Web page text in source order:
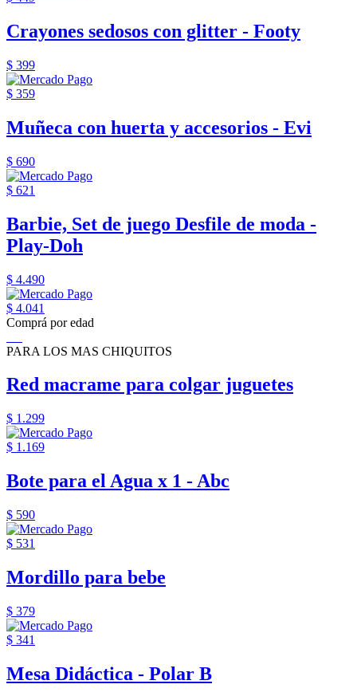
Crayones sedosos con glitter - Footy
$ 399
$ 359
Muñeca con huerta y accesorios - Evi
$ 690
$ 621
Barbie, Set de juego Desfile de moda -
Play-Doh
$ 4.490
$ 4.041
Comprá por edad
PARA LOS MAS CHIQUITOS
Red macrame para colgar juguetes
$ 1.299
$ 1.169
Bote para el Agua x 1 - Abc
$ 590
$ 531
Mordillo para bebe
$ 379
$ 341
Mesa Didáctica - Polar B